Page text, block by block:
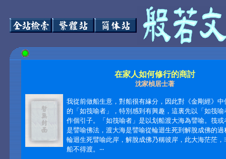
在家人如何修行的商討
沈家楨居士著
我從前做船生意，對船很有緣分，因此對《金剛經》中
的「如筏喻者」，特別感到有興趣，這裏先以「如筏喻
作個引子。「如筏喻者」是以划船渡大海為譬喻。筏或
是譬喻佛法，渡大海是譬喻從輪迴生死到解脫成佛的過
輪迴生死譬喻此岸，解脫成佛乃稱彼岸，此大海茫茫，
船不得渡。‧‧‧